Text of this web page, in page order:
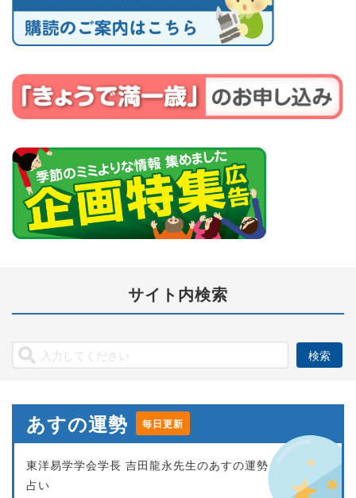
サイト内検索
あすの運勢 毎日更新
東洋易学学会学長 吉田龍永先生のあすの運勢
占い